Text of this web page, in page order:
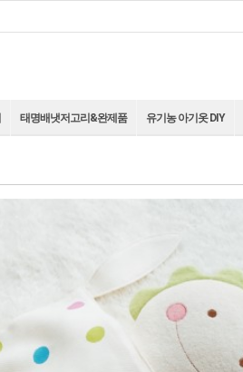
바로가기
태명배냇저고리&완제품 유기농 아기옷 DIY